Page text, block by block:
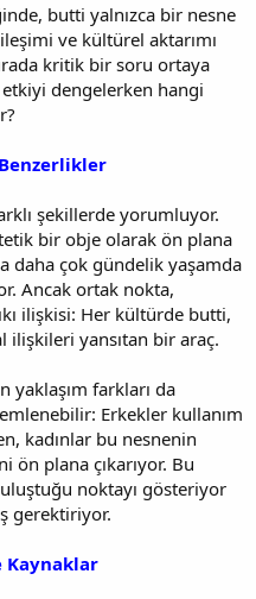
butti yalnızca bir nesne
ve kültürel aktarımı
kritik bir soru ortaya
dengelerken hangi
şekillerde yorumluyor.
bir obje olarak ön plana
daha çok gündelik yaşamda
Ancak ortak nokta,
ilişkisi: Her kültürde butti,
ilişkileri yansıtan bir araç.
yaklaşım farkları da
Erkekler kullanım
kadınlar bu nesnenin
ön plana çıkarıyor. Bu
noktayı gösteriyor
gerektiriyor.
Kaynaklar